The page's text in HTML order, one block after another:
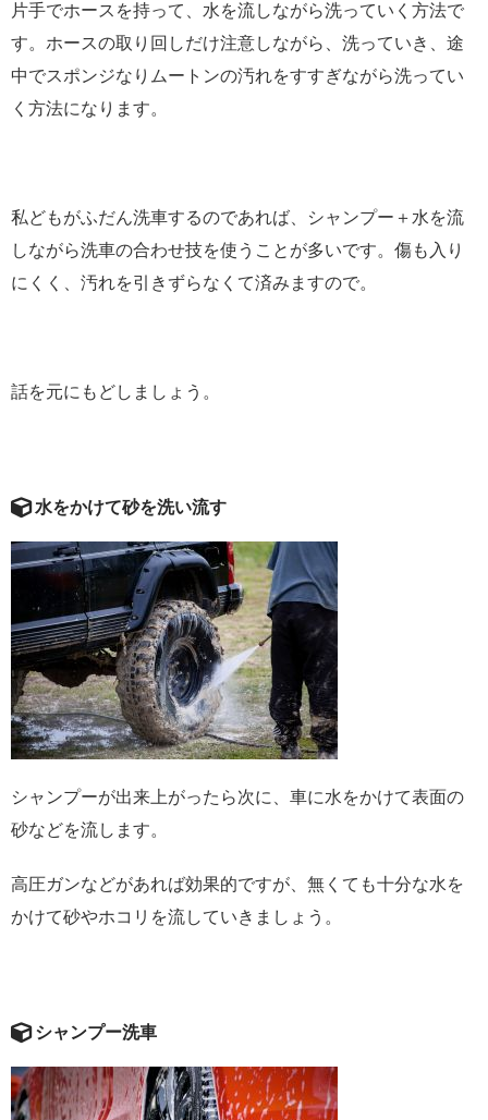
片手でホースを持って、水を流しながら洗っていく方法で
す。ホースの取り回しだけ注意しながら、洗っていき、途
中でスポンジなりムートンの汚れをすすぎながら洗ってい
く方法になります。
私どもがふだん洗車するのであれば、シャンプー＋水を流
しながら洗車の合わせ技を使うことが多いです。傷も入り
にくく、汚れを引きずらなくて済みますので。
話を元にもどしましょう。
水をかけて砂を洗い流す
シャンプーが出来上がったら次に、車に水をかけて表面の
砂などを流します。
高圧ガンなどがあれば効果的ですが、無くても十分な水を
かけて砂やホコリを流していきましょう。
シャンプー洗車